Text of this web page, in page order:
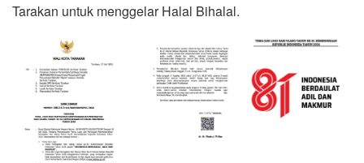
Tarakan untuk menggelar Halal Bihalal.